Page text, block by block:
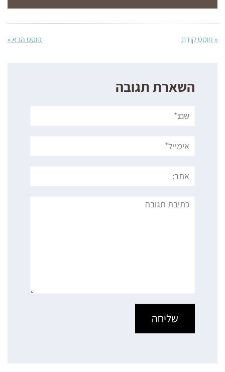
« פוסט קודם פוסט הבא »
השארת תגובה
אימייל*
תגובה